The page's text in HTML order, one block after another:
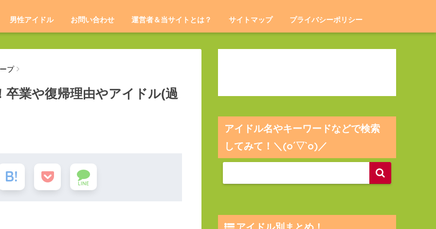
男性アイドル お問い合わせ 運営者＆当サイトとは？ サイトマップ プライバシーポリシー
プ
業や復帰理由やアイドル(過
LINE
アイドル名やキーワードなどで検索
してみて！＼(o´▽`o)／